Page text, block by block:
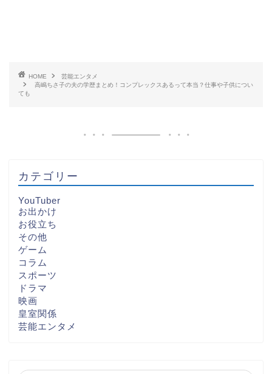
HOME
芸能エンタメ
高嶋ちさ子の夫の学歴まとめ！コンプレックスあるって本当？仕事や子供につい
ても
カテゴリー
YouTuber
お出かけ
お役立ち
その他
ゲーム
コラム
スポーツ
ドラマ
映画
皇室関係
芸能エンタメ